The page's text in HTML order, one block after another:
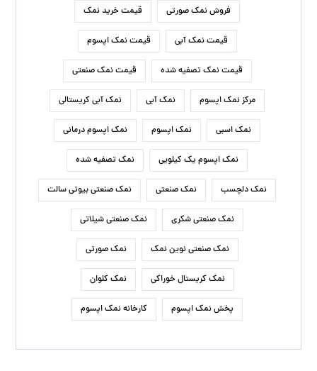
فروش نمک صورتی قیمت خرید نمک
قیمت نمک آبی قیمت نمک اپسوم
قیمت نمک تصفیه شده قیمت نمک صنعتی
مرکز نمک اپسوم نمک آبی نمک آبی کریستالی
نمک اسبی نمک اپسوم نمک اپسوم درمانی
نمک اپسوم یک کیلویی نمک تصفیه شده
نمک دلچسب نمک صنعتی نمک صنعتی بیوتی سالت
نمک صنعتی شکری نمک صنعتی شیلاتی
نمک صنعتی نوین نمک نمک صورتی
نمک کریستال خوراکی نمک کلوان
پخش نمک اپسوم کارخانه نمک اپسوم